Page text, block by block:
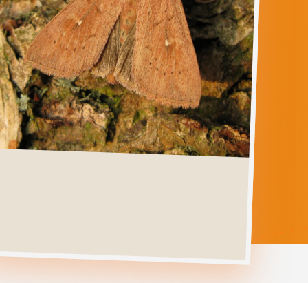
FERRAGO
Ga direct naar
Verspreiding
Levenscyclus
Herkenning
Foto's
Habitat &
Waardplanten